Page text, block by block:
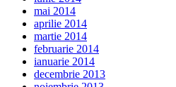
mai 2014
aprilie 2014
martie 2014
februarie 2014
ianuarie 2014
decembrie 2013